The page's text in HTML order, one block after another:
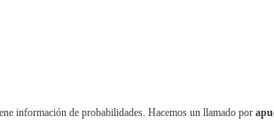
información de probabilidades. Hacemos un llamado por